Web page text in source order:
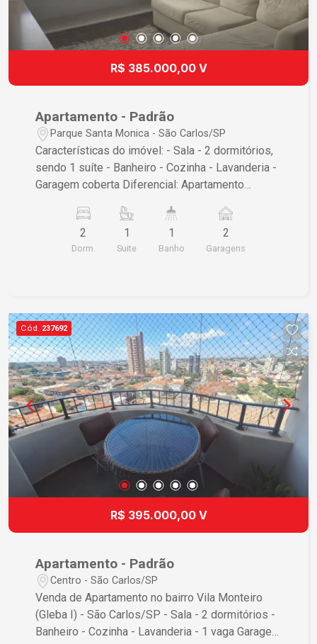
R$ 385.000,00 V
Apartamento - Padrão
Parque Santa Monica - São Carlos/SP
Características do imóvel: - Sala - 2 dormitórios,
sendo 1 suíte - Banheiro - Cozinha - Lavanderia -
Garagem coberta Diferencial: Apartamento
cozinha, banheiros com armários e espelhos,
dormitórios com armários (sendo 1 com duas
camas de solteiro e outro com cama de casal)
2
Dorm.
1
Suite
1
Banho
2
Garagens
Cód. 237692
R$ 395.000,00 V
Apartamento - Padrão
Centro - São Carlos/SP
Venda de Apartamento no bairro Vila Monteiro
(Gleba I) - São Carlos/SP - Sala - 2 dormitórios -
Banheiro - Cozinha - Lavanderia - 1 vaga Garagem